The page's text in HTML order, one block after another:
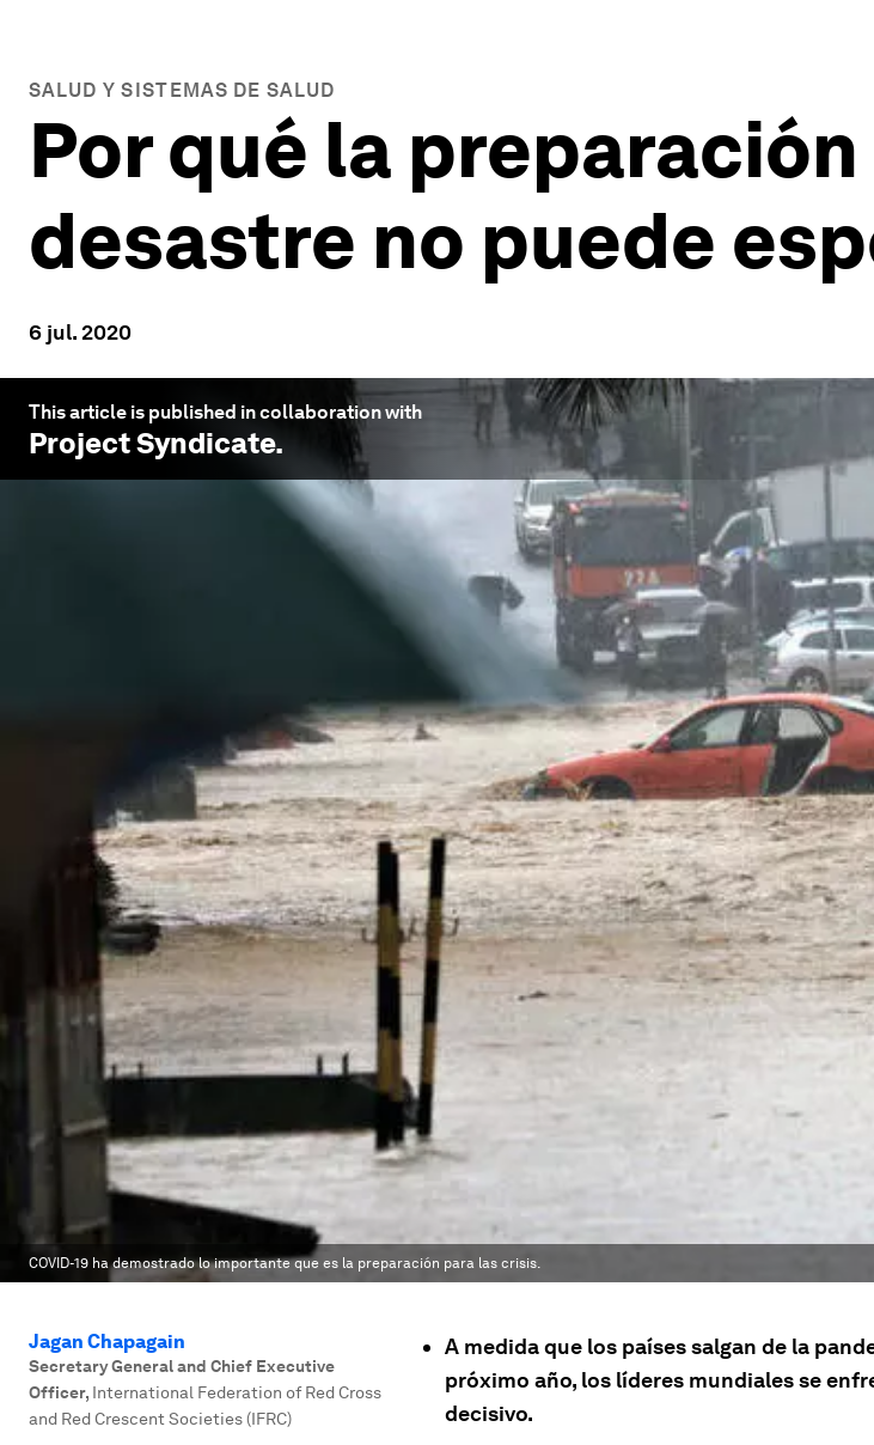
SALUD Y SISTEMAS DE SALUD
Por qué la
desastre no puede
6 jul. 2020
This article is published in collaboration with
Project Syndicate.
COVID-19 ha demostrado lo importante que es la preparación para las crisis.
Jagan Chapagain
Secretary General and Chief Executive
Officer, International Federation of Red Cross
and Red Crescent Societies (IFRC)
A medida que los países salgan de la
próximo año, los líderes mundiales se
decisivo.